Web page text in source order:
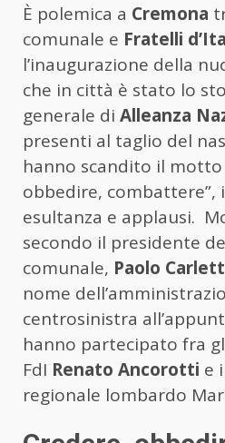
È polemica a Cremona
comunale e Fratelli
l’inaugurazione della
che in città è stato lo
generale di Alleanza
presenti al taglio del
hanno scandito il motto
obbedire, combattere”,
esultanza e applausi.
secondo il presidente
comunale, Paolo
nome
centrosinistra
hanno partecipato fra
FdI Renato Ancorotti e
regionale lombardo